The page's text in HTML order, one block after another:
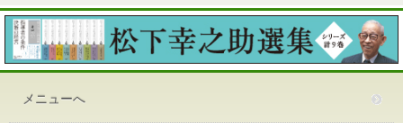
メニューへ